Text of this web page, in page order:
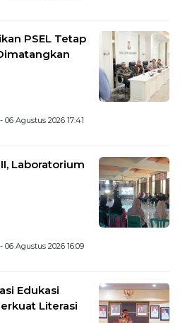
PSEL Tetap
- 06 Agustus 2026 17:41
Laboratorium
- 06 Agustus 2026 16:09
Edukasi
Literasi